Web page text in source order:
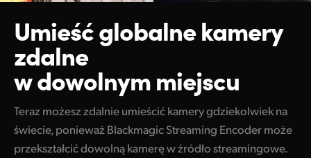
Umieść globalne kamery
zdalne
w dowolnym miejscu
Teraz możesz zdalnie umieścić kamery gdziekolwiek na
świecie, ponieważ Blackmagic Streaming Encoder może
przekształcić dowolną kamerę w źródło streamingowe.